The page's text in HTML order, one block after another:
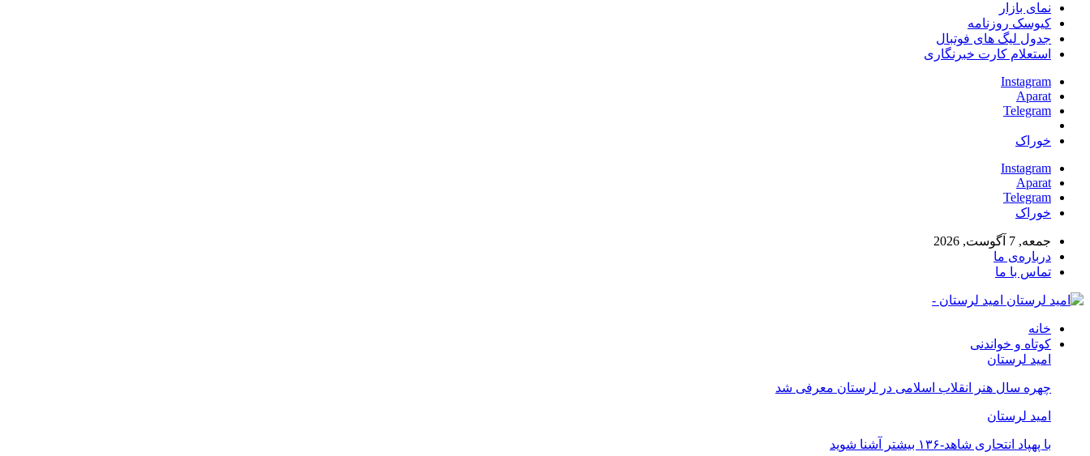
نمای بازار
کیوسک روزنامه
جدول لیگ های فوتبال
استعلام کارت خبرنگاری
Instagram
Aparat
Telegram
خوراک
Instagram
Aparat
Telegram
خوراک
جمعه, 7 آگوست, 2026
درباره‌ی ما
تماس با ما
امید لرستان -
خانه
کوتاه و خواندنی
امید لرستان
چهره سال هنر انقلاب اسلامی در لرستان معرفی شد
امید لرستان
با پهپاد انتحاری شاهد-۱۳۶ بیشتر آشنا شوید